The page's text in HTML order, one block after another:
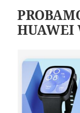
HUAWEI